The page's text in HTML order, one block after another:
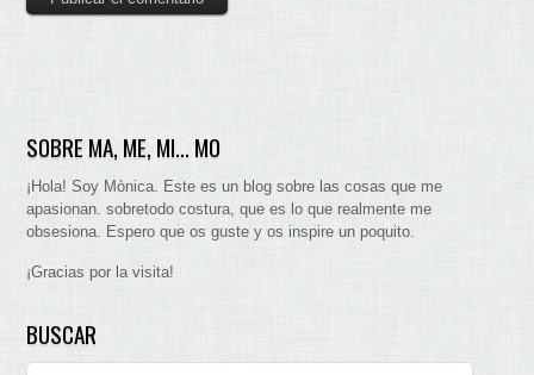
SOBRE MA, ME, MI… MO
¡Hola! Soy Mònica. Este es un blog sobre las cosas que me
apasionan. sobretodo costura, que es lo que realmente me
obsesiona. Espero que os guste y os inspire un poquito.
¡Gracias por la visita!
BUSCAR